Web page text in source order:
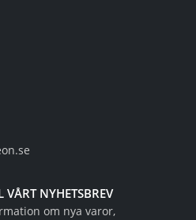
NYHETSBREV
om nya varor,